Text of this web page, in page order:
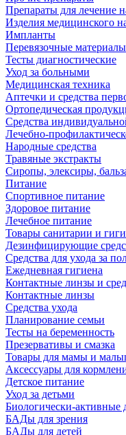
Препараты для лечение
Изделия медицинского
Импланты
Перевязочные материалы
Тесты диагностические
Уход за больными
Медицинская техника
Аптечки и средства
Ортопедическая
Средства
Лечебно-
Народные средства
Травяные экстракты
Сиропы, элексиры,
Питание
Спортивное питание
Здоровое питание
Лечебное питание
Товары санитарии и
Дезинфицирующие
Средства для ухода за
Ежедневная гигиена
Контактные линзы и
Контактные линзы
Средства ухода
Планирование семьи
Тесты на беременность
Презервативы и смазка
Товары для мамы и
Аксессуары для
Детское питание
Уход за детьми
Биологически-активные
БАДы для зрения
БАДы для детей